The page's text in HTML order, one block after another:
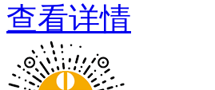
查看详情